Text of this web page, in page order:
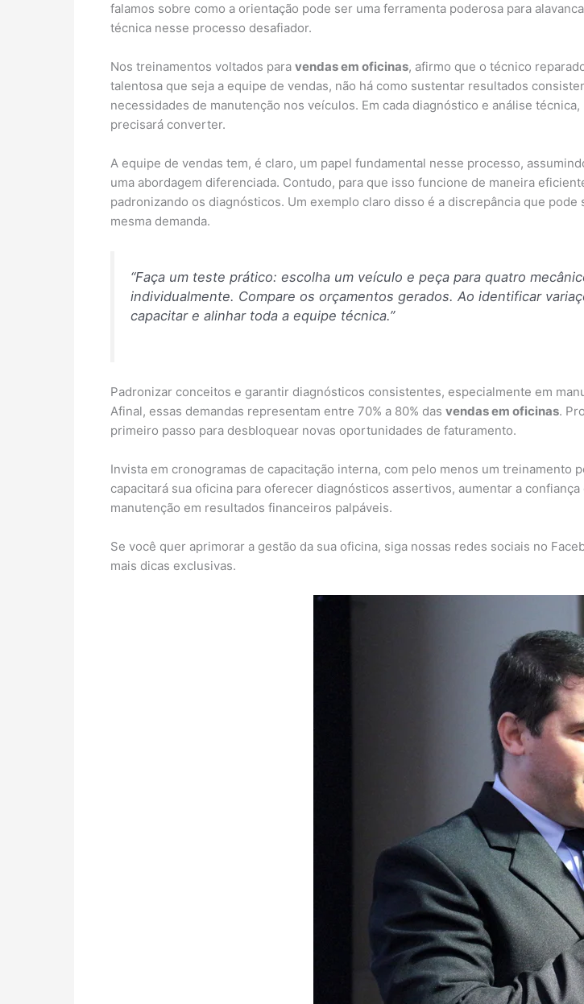
falamos sobre como a orientação pode ser uma ferramenta poderosa para
técnica nesse processo desafiador.
Nos treinamentos voltados para vendas em oficinas, afirmo que o técnico
talentosa que seja a equipe de vendas, não há como sustentar resultados
necessidades de manutenção nos veículos. Em cada diagnóstico e análise
precisará converter.
A equipe de vendas tem, é claro, um papel fundamental nesse processo,
uma abordagem diferenciada. Contudo, para que isso funcione de maneira
padronizando os diagnósticos. Um exemplo claro disso é a discrepância que
mesma demanda.
“Faça um teste prático: escolha um veículo e peça para quatro
individualmente. Compare os orçamentos gerados. Ao identificar
capacitar e alinhar toda a equipe técnica.”
Padronizar conceitos e garantir diagnósticos consistentes, especialmente em
Afinal, essas demandas representam entre 70% a 80% das vendas em oficinas.
primeiro passo para desbloquear novas oportunidades de faturamento.
Invista em cronogramas de capacitação interna, com pelo menos um treinamento
capacitará sua oficina para oferecer diagnósticos assertivos, aumentar a
manutenção em resultados financeiros palpáveis.
Se você quer aprimorar a gestão da sua oficina, siga nossas redes sociais no
mais dicas exclusivas.